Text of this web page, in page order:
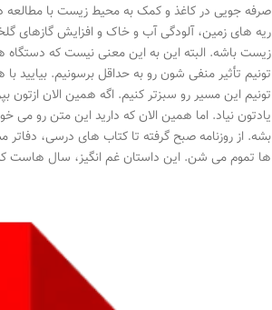
صرفه جویی در کاغذ و کمک به محیط زیست با مطالعه
ریه های زمین، آلودگی آب و خاک و افزایش گازهای
زیست باشه. البته این به این معنی نیست که دستگاه
تونیم تأثیر منفی شون رو به حداقل برسونیم.
تونیم این مسیر رو سبزتر کنیم. اگه همین الان
یادتون نیاد. اما همین الان که دارید این متن رو می
بشه. از روزنامه صبح گرفته تا کتاب های درسی،
ها تموم می شن. این داستان غم انگیز، سال هاست